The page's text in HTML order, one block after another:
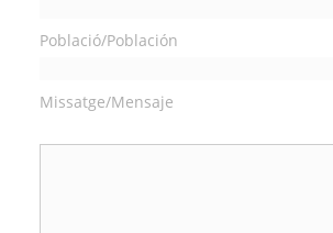
Població/Población
Missatge/Mensaje